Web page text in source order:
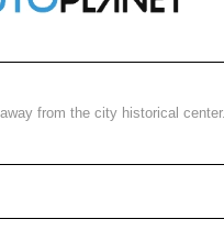
from the city historical center.